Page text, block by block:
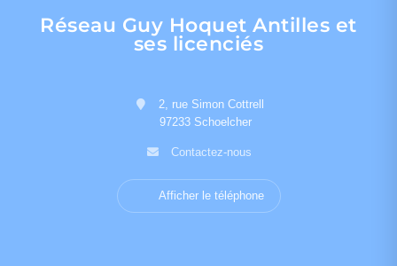
Réseau Guy Hoquet Antilles et
ses licenciés
2, rue Simon Cottrell
97233 Schoelcher
Contactez-nous
Afficher le téléphone